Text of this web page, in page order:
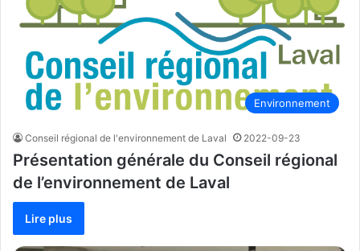
Environnement
Conseil régional de l'environnement de Laval 2022-09-23
Présentation générale du Conseil régional
de l’environnement de Laval
Lire plus